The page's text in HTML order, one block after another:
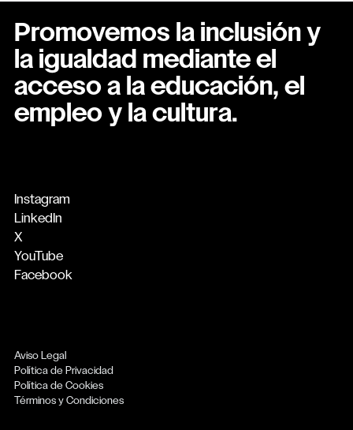
Promovemos la inclusión y
la igualdad mediante el
acceso a la educación, el
empleo y la cultura.
Instagram
LinkedIn
X
YouTube
Facebook
Aviso Legal
Política de Privacidad
Política de Cookies
Términos y Condiciones